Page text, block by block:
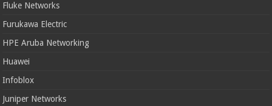
Fluke Networks
Furukawa Electric
HPE Aruba Networking
Huawei
Infoblox
Juniper Networks